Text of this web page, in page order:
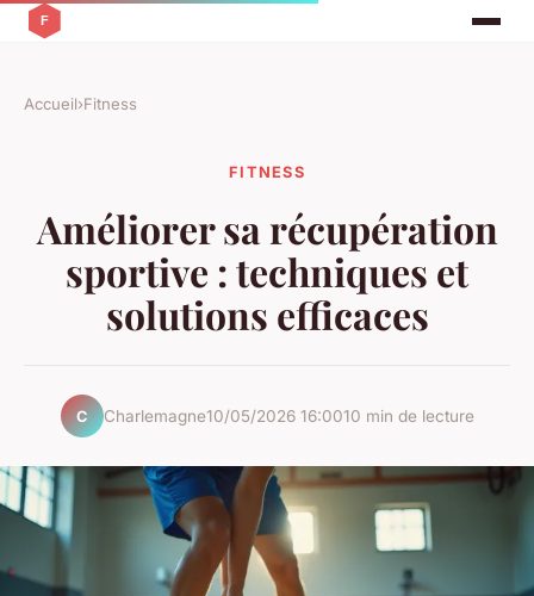
Accueil›Fitness
FITNESS
Améliorer sa récupération
sportive : techniques et
solutions efficaces
C Charlemagne10/05/2026 16:0010 min de lecture